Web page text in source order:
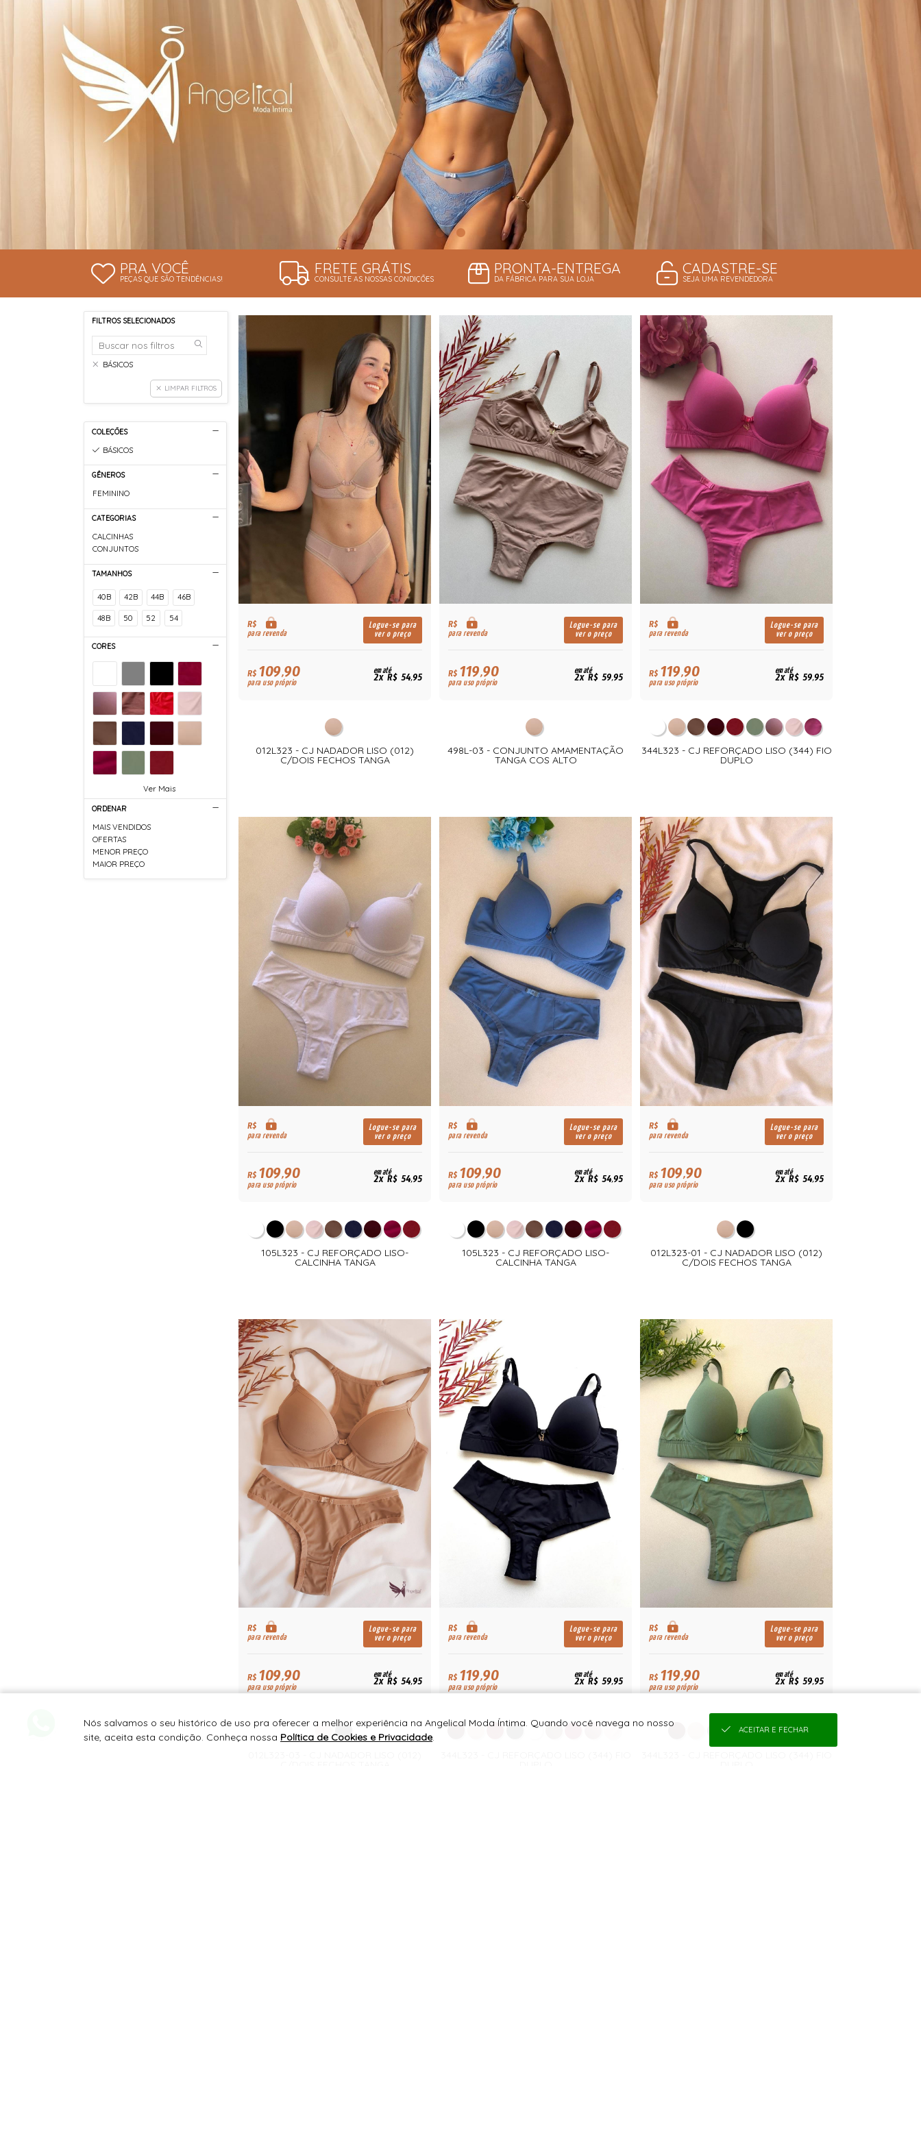
PRA VOCÊ
PEÇAS QUE SÃO TENDÊNCIAS!
FRETE GRÁTIS
CONSULTE AS NOSSAS CONDIÇÕES
PRONTA-ENTREGA
DA FÁBRICA PARA SUA LOJA
CADASTRE-SE
SEJA UMA REVENDEDORA
FILTROS SELECIONADOS
BÁSICOS
LIMPAR FILTROS
COLEÇÕES
BÁSICOS
GÊNEROS
FEMININO
CATEGORIAS
CALCINHAS
CONJUNTOS
TAMANHOS
40B 42B 44B 46B
48B 50 52 54
CORES
Ver Mais
ORDENAR
MAIS VENDIDOS
OFERTAS
MENOR PREÇO
MAIOR PREÇO
R$
para revenda
Logue-se para
ver o preço
R$109,90
para uso próprio
em até
2x R$ 54,95
012L323 - CJ NADADOR LISO (012)
C/DOIS FECHOS TANGA
R$
para revenda
Logue-se para
ver o preço
R$119,90
para uso próprio
em até
2x R$ 59,95
498L-03 - CONJUNTO AMAMENTAÇÃO
TANGA COS ALTO
R$
para revenda
Logue-se para
ver o preço
R$119,90
para uso próprio
em até
2x R$ 59,95
344L323 - CJ REFORÇADO LISO (344) FIO
DUPLO
R$
para revenda
Logue-se para
ver o preço
R$109,90
para uso próprio
em até
2x R$ 54,95
105L323 - CJ REFORÇADO LISO-
CALCINHA TANGA
R$
para revenda
Logue-se para
ver o preço
R$109,90
para uso próprio
em até
2x R$ 54,95
105L323 - CJ REFORÇADO LISO-
CALCINHA TANGA
R$
para revenda
Logue-se para
ver o preço
R$109,90
para uso próprio
em até
2x R$ 54,95
012L323-01 - CJ NADADOR LISO (012)
C/DOIS FECHOS TANGA
R$
para revenda
Logue-se para
ver o preço
R$109,90
para uso próprio
em até
2x R$ 54,95
R$
para revenda
Logue-se para
ver o preço
R$119,90
para uso próprio
em até
2x R$ 59,95
R$
para revenda
Logue-se para
ver o preço
R$119,90
para uso próprio
em até
2x R$ 59,95
Nós salvamos o seu histórico de uso pra oferecer a melhor experiência na Angelical Moda Íntima. Quando você navega no nosso
site, aceita esta condição. Conheça nossa Política de Cookies e Privacidade.
ACEITAR E FECHAR